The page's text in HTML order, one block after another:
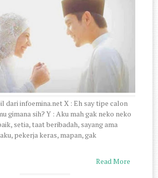
dari infoemina.net X : Eh say tipe calon
gimana sih? Y : Aku mah gak neko neko
setia, taat beribadah, sayang ama
pekerja keras, mapan, gak
Read More